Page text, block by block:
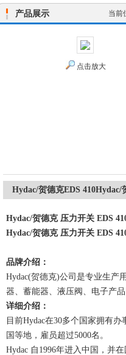
产品展示 当前
点击放大
Hydac/贺德克EDS
Hydac/贺德克 压力开关 EDS
Hydac/贺德克 压力开关 EDS
品牌介绍：
Hydac(贺德克)公司是专业生产
器、蓄能器、液压阀、电子产
详细介绍：
目前Hydac在30多个国家拥有
国等地，雇员超过5000名。
Hydac 自1996年进入中国，并